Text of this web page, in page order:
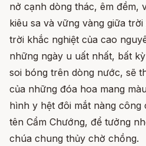
nở cạnh dòng thác, êm đềm,
kiêu sa và vững vàng giữa
trời khắc nghiệt của cao
những ngày u uất nhất, bất
soi bóng trên dòng nước, sẽ
của những đóa hoa mang
hình y hệt đôi mắt nàng công
tên Cẩm Chướng, để tưởng
chúa chung thủy chờ chồng.